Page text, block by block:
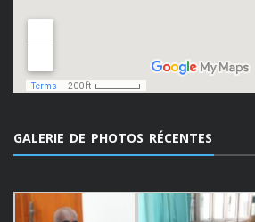
GALERIE DE PHOTOS RÉCENTES